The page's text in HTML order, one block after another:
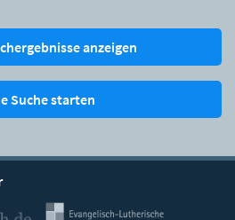
anzeigen
Suche starten